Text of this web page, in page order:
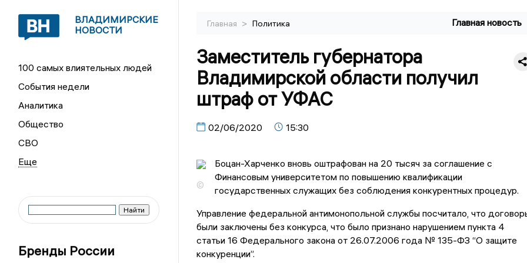
ВЛАДИМИРСКИЕ
НОВОСТИ
100 самых влиятельных людей
События недели
Аналитика
Общество
СВО
Бренды России
Главная > Политика Главная новость
Заместитель губернатора
Владимирской области получил
штраф от УФАС
02/06/2020 15:30
©
Боцан-Харченко вновь оштрафован на 20 тысяч за соглашение с
Финансовым университетом по повышению квалификации
государственных служащих без соблюдения конкурентных процедур.
Управление федеральной антимонопольной службы посчитало, что
были заключены без конкурса, что было признано нарушением пункта 4
статьи 16 Федерального закона от 26.07.2006 года № 135-ФЗ “О защите
конкуренции”.